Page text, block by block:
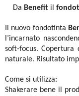
Da Benefit il
Il nuovo fondotinta
l’incarnato
soft-focus.Copertura
naturale. Risultato
Come si utilizza:
Shakerare bene il